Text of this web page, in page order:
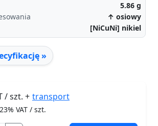
5.86 g
↑ osiowy
[NiCuNi] nikiel
»
/ szt. + transport
VAT / szt.